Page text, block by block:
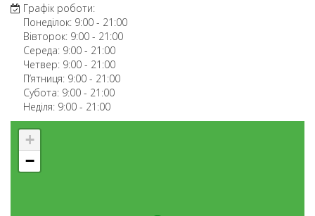
Графік роботи:
Понеділок: 9:00 - 21:00
Вівторок: 9:00 - 21:00
Середа: 9:00 - 21:00
Четвер: 9:00 - 21:00
П’ятниця: 9:00 - 21:00
Субота: 9:00 - 21:00
Неділя: 9:00 - 21:00
+
−